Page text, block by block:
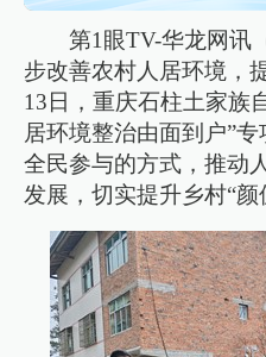
第1眼TV-华龙网讯
步改善农村人居环境，
13日，重庆石柱土家族
居环境整治由面到户”专
全民参与的方式，推动
发展，切实提升乡村“颜